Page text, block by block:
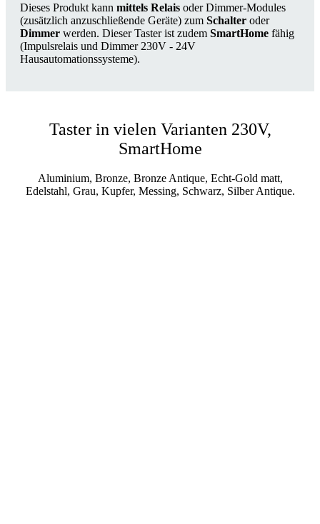
Dieses Produkt kann mittels Relais oder Dimmer-Modules
(zusätzlich anzuschließende Geräte) zum Schalter oder
Dimmer werden. Dieser Taster ist zudem SmartHome fähig
(Impulsrelais und Dimmer 230V - 24V
Hausautomationssysteme).
Taster in vielen Varianten 230V,
SmartHome
Aluminium, Bronze, Bronze Antique, Echt-Gold matt,
Edelstahl, Grau, Kupfer, Messing, Schwarz, Silber Antique.